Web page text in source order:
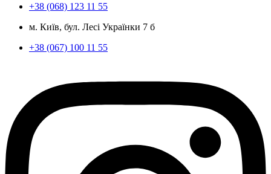
+38 (068) 123 11 55
м. Київ, бул. Лесі Українки 7 б
+38 (067) 100 11 55